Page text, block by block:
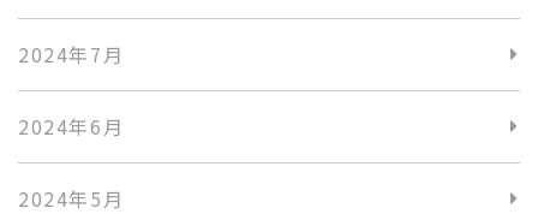
2024年7月
2024年6月
2024年5月